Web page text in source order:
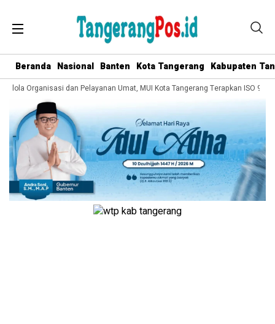
Beranda Nasional Banten Kota Tangerang Kabupaten
Organisasi dan Pelayanan Umat, MUI Kota Tangerang Terapkan ISO